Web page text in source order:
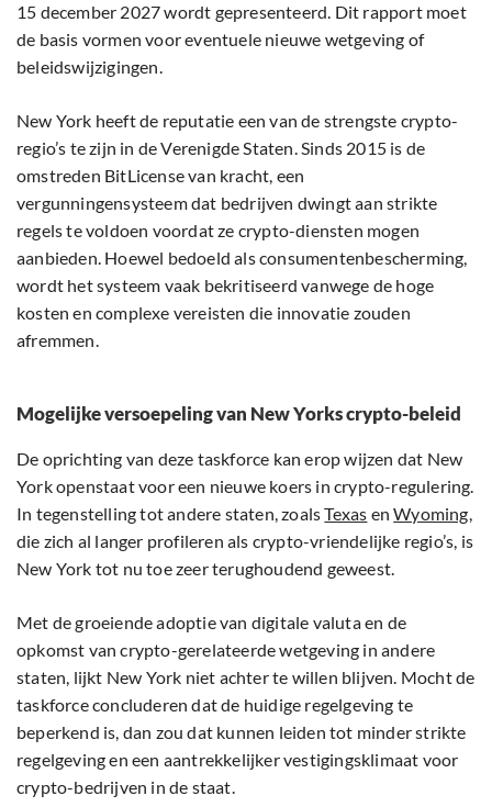
15 december 2027 wordt gepresenteerd. Dit rapport moet
de basis vormen voor eventuele nieuwe wetgeving of
beleidswijzigingen.
New York heeft de reputatie een van de strengste crypto-
regio’s te zijn in de Verenigde Staten. Sinds 2015 is de
omstreden BitLicense van kracht, een
vergunningensysteem dat bedrijven dwingt aan strikte
regels te voldoen voordat ze crypto-diensten mogen
aanbieden. Hoewel bedoeld als consumentenbescherming,
wordt het systeem vaak bekritiseerd vanwege de hoge
kosten en complexe vereisten die innovatie zouden
afremmen.
Mogelijke versoepeling van New Yorks crypto-beleid
De oprichting van deze taskforce kan erop wijzen dat New
York openstaat voor een nieuwe koers in crypto-regulering.
In tegenstelling tot andere staten, zoalsTexas enWyoming,
die zich al langer profileren als crypto-vriendelijke regio’s, is
New York tot nu toe zeer terughoudend geweest.
Met de groeiende adoptie van digitale valuta en de
opkomst van crypto-gerelateerde wetgeving in andere
staten, lijkt New York niet achter te willen blijven. Mocht de
taskforce concluderen dat de huidige regelgeving te
beperkend is, dan zou dat kunnen leiden tot minder strikte
regelgeving en een aantrekkelijker vestigingsklimaat voor
crypto-bedrijven in de staat.